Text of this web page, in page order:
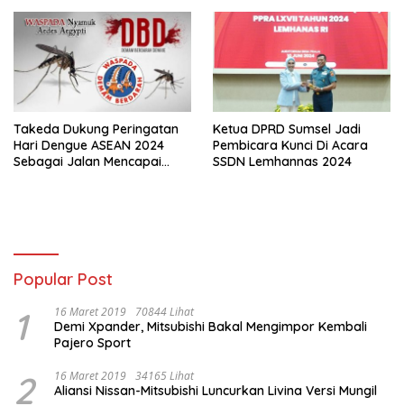
Takeda Dukung Peringatan
Hari Dengue ASEAN 2024
Sebagai Jalan Mencapai
Ketua DPRD Sumsel Jadi
Pembicara Kunci Di Acara
SSDN Lemhannas 2024
Popular Post
1 16 Maret 2019 70844 Lihat
Demi Xpander, Mitsubishi Bakal Mengimpor Kembali
Pajero Sport
2 16 Maret 2019 34165 Lihat
Aliansi Nissan-Mitsubishi Luncurkan Livina Versi Mungil